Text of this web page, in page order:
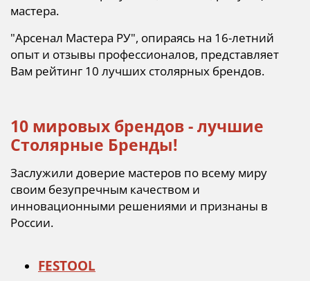
мастера.
"Арсенал Мастера РУ", опираясь на 16-летний
опыт и отзывы профессионалов, представляет
Вам рейтинг 10 лучших столярных брендов.
10 мировых брендов - лучшие
Столярные Бренды!
Заслужили доверие мастеров по всему миру
своим безупречным качеством и
инновационными решениями и признаны в
России.
FESTOOL